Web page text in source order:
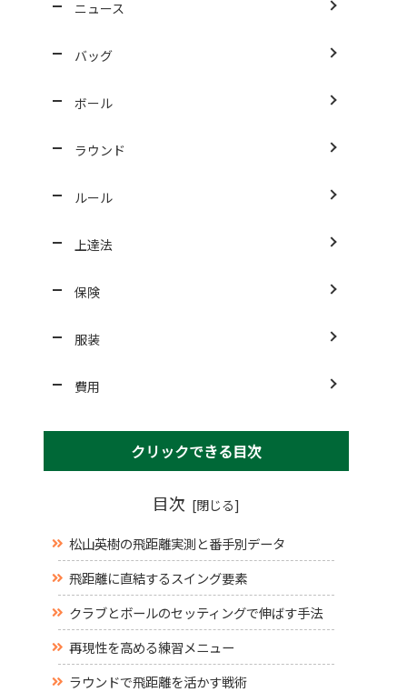
ニュース
バッグ
ボール
ラウンド
ルール
上達法
保険
服装
費用
クリックできる目次
目次
松山英樹の飛距離実測と番手別データ
飛距離に直結するスイング要素
クラブとボールのセッティングで伸ばす手法
再現性を高める練習メニュー
ラウンドで飛距離を活かす戦術